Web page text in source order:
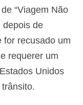
“Viagem Não
depois de
for recusado um
requerer um
Unidos